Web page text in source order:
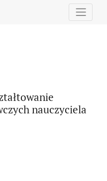
kompetencji
nauczyciela